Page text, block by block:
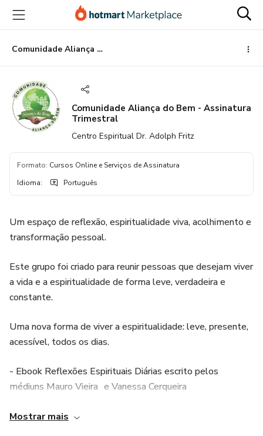
para
conteúdo
principal
para
pagamento
para
rodapé
Comunidade Aliança do Bem - Assinatura Trimestral
Comunidade Aliança do Bem - Assinatura
Trimestral
Centro Espiritual Dr. Adolph Fritz
Formato: Cursos Online e Serviços de Assinatura
Idioma: Português
Um espaço de reflexão, espiritualidade viva, acolhimento e
transformação pessoal.
Este grupo foi criado para reunir pessoas que desejam viver
a vida e a espiritualidade de forma leve, verdadeira e
constante.
Uma nova forma de viver a espiritualidade: leve, presente,
acessível, todos os dias.
- Ebook Reflexões Espirituais Diárias escrito pelos
médiuns Mauro Vieira e Vanessa Cerqueira
- Live mensal e mensagens semanais com os médiuns
Mostrar mais